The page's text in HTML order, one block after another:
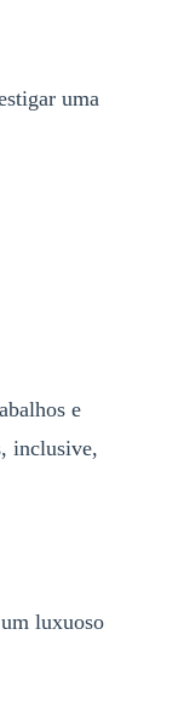
uma
e
inclusive,
luxuoso